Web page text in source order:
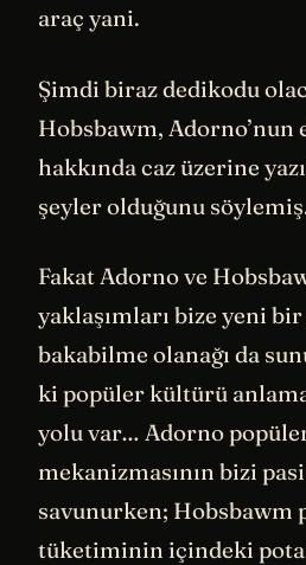
araç yani.
Şimdi biraz dedikodu
Hobsbawm,
hakkında caz üzerine
şeyler olduğunu
Fakat Adorno ve
yaklaşımları bize yeni
bakabilme olanağı da
ki popüler kültürü
yolu var… Adorno
mekanizmasının bizi
savunurken; Hobsbawm
tüketiminin içindeki